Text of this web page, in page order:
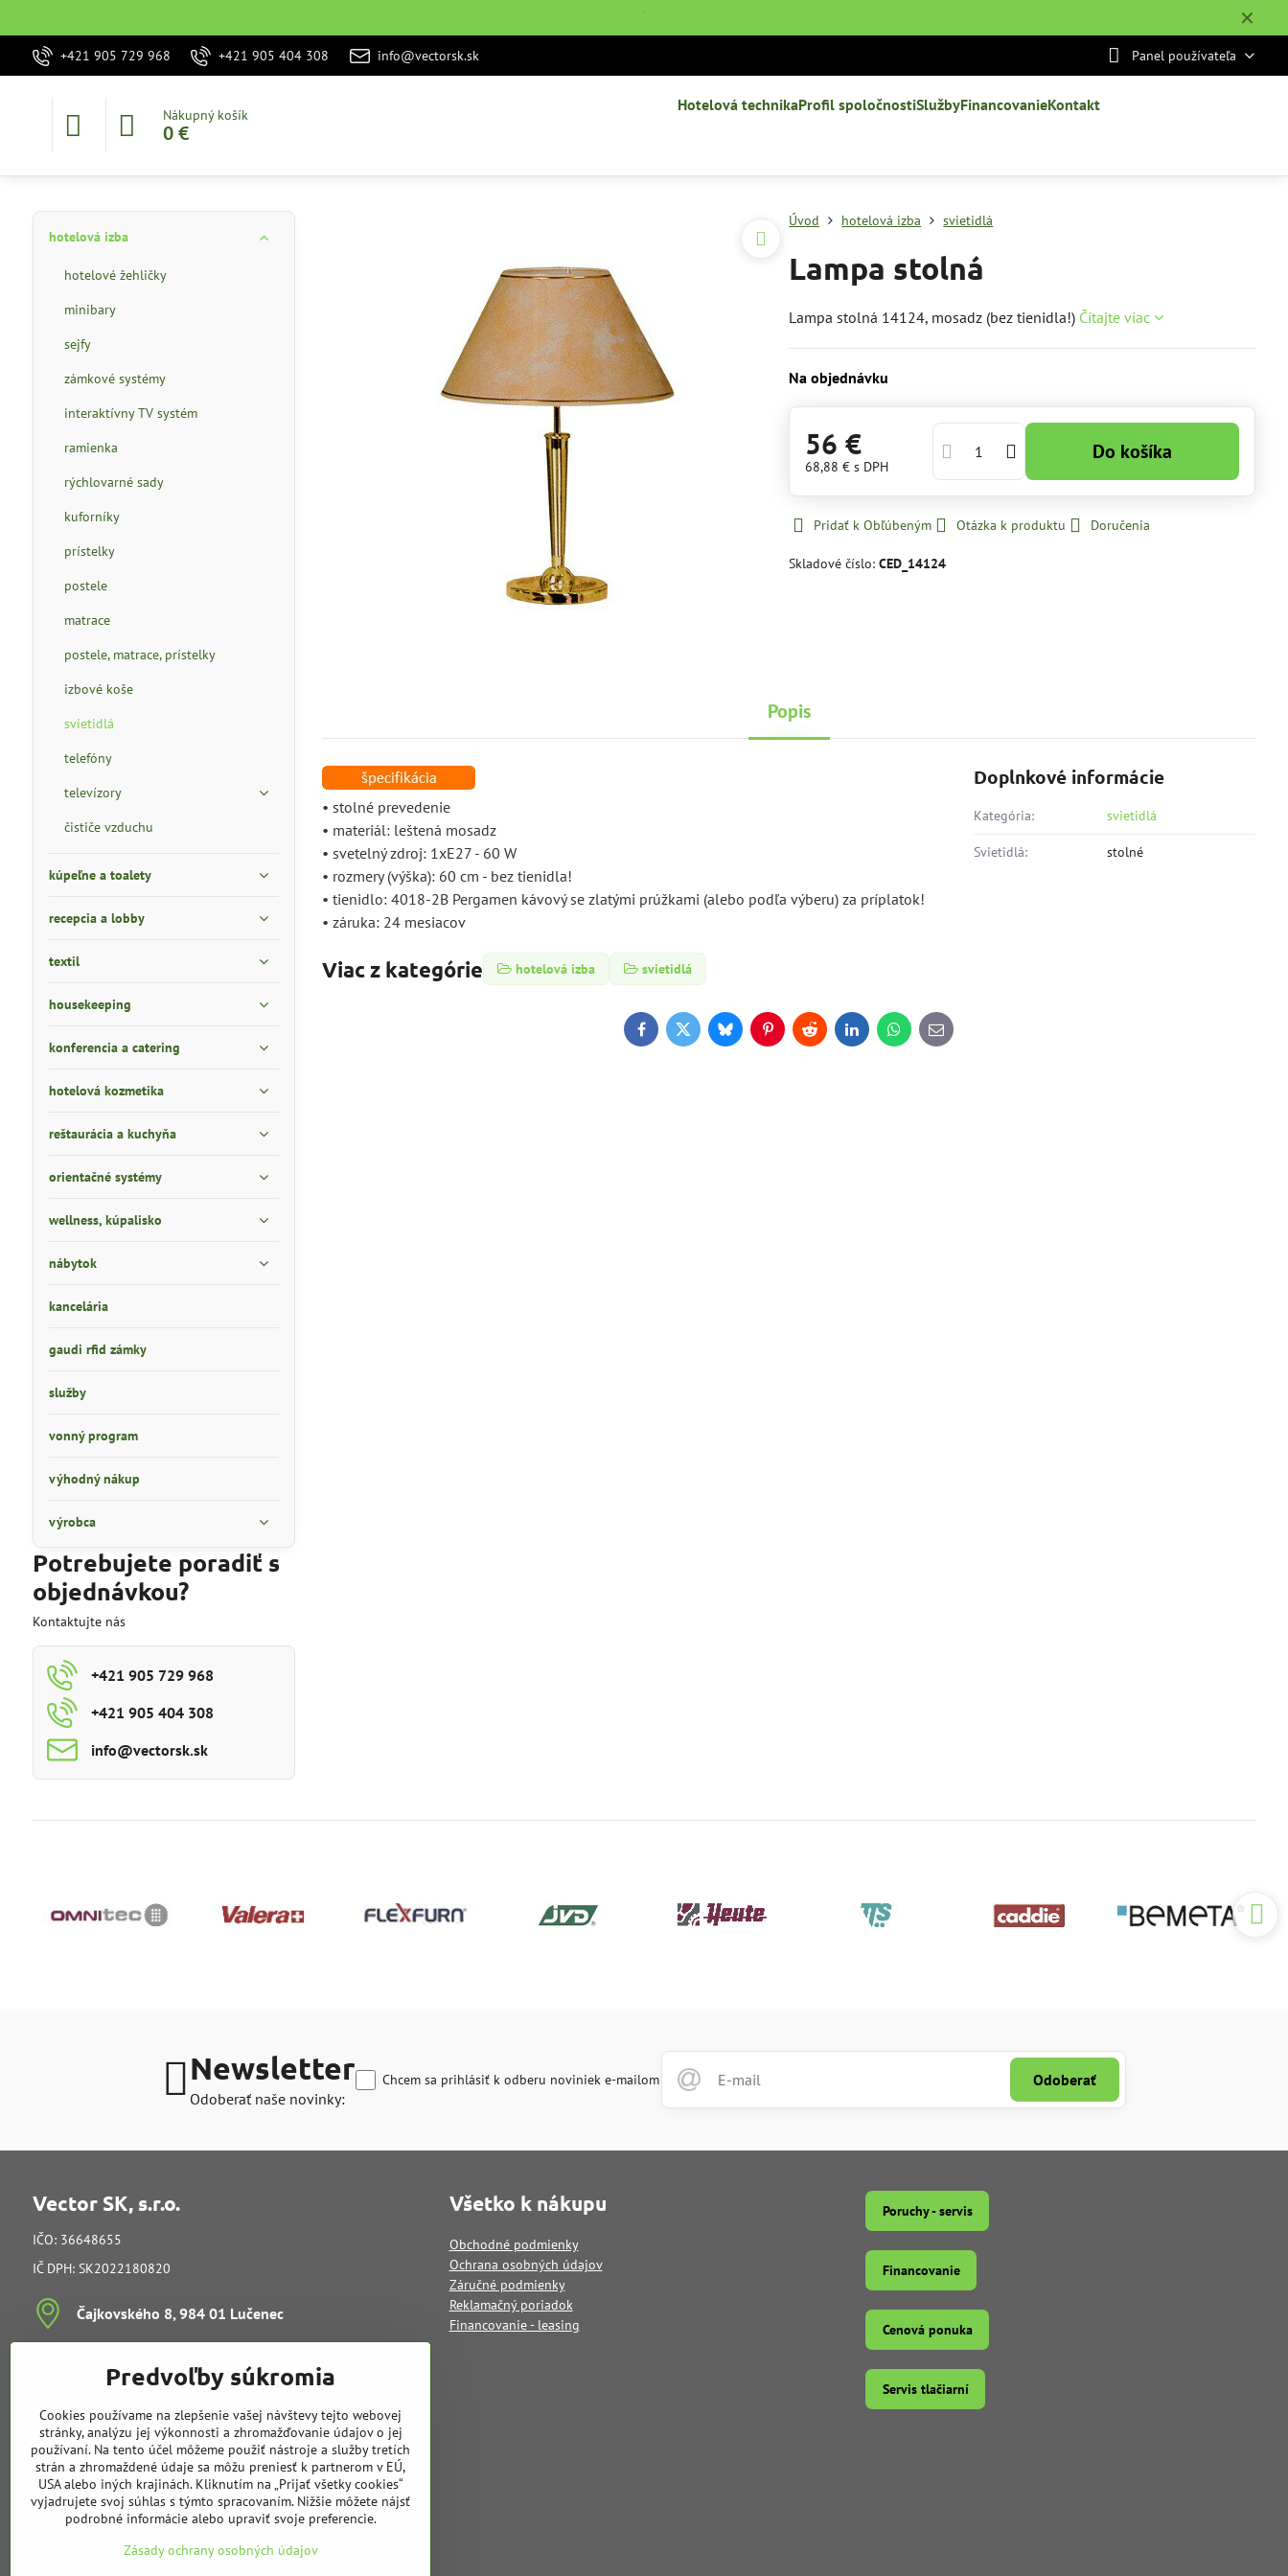
✕
˙
+421 905 729 968 +421 905 404 308 info@vectorsk.sk Panel používateľa
Nákupný košík
0 €
Hotelová technikaProfil spoločnostiSlužbyFinancovanieKontakt
Úvod hotelová izba svietidlá
Lampa stolná
Lampa stolná 14124, mosadz (bez tienidla!) Čítajte viac
Na objednávku
56 €
68,88 €s DPH
Do košíka
Pridať k Obľúbeným Otázka k produktu Doručenia
Skladové číslo:CED_14124
Popis
• stolné prevedenie
• materiál: leštená mosadz
• svetelný zdroj: 1xE27 - 60 W
• rozmery (výška): 60 cm - bez tienidla!
• tienidlo: 4018-2B Pergamen kávový se zlatými prúžkami (alebo podľa výberu) za príplatok!
• záruka: 24 mesiacov
Viac z kategórie hotelová izba svietidlá
Doplnkové informácie
Kategória: svietidlá
Svietidlá: stolné
FacebookTwitterBlueskyPinterestRedditLinkedInWhatsApp
E-
mail
hotelová izba
hotelové žehličky
minibary
sejfy
zámkové systémy
interaktívny TV systém
ramienka
rýchlovarné sady
kuforníky
prístelky
postele
matrace
postele, matrace, prístelky
izbové koše
svietidlá
telefóny
televízory
čističe vzduchu
kúpeľne a toalety
recepcia a lobby
textil
housekeeping
konferencia a catering
hotelová kozmetika
reštaurácia a kuchyňa
orientačné systémy
wellness, kúpalisko
nábytok
kancelária
gaudi rfid zámky
služby
vonný program
výhodný nákup
výrobca
Potrebujete poradiť s
objednávkou?
Kontaktujte nás
+421 905 729 968
+421 905 404 308
info​@vectorsk​.sk
Newsletter
Odoberať naše novinky:
Odoberať
Chcem sa prihlásiť k odberu noviniek e-mailom
Vector SK, s.r.o.
IČO: 36648655
IČ DPH: SK2022180820
Čajkovského 8, 984 01 Lučenec
vedenie spoločnosti
info@vectorsk.sk
Obchodné oddelenie
Tibor Kučera
mobil:+421 905 729 968
e-mail:t.kucera@vectorsk.sk
Všetko k nákupu
Obchodné podmienky
Ochrana osobných údajov
Záručné podmienky
Reklamačný poriadok
Financovanie - leasing
Poruchy - servis
Financovanie
Cenová ponuka
Servis tlačiarní
Predvoľby súkromia
Cookies používame na zlepšenie vašej návštevy tejto webovej
stránky, analýzu jej výkonnosti a zhromažďovanie údajov o jej
používaní. Na tento účel môžeme použiť nástroje a služby tretích
strán a zhromaždené údaje sa môžu preniesť k partnerom v EÚ,
USA alebo iných krajinách. Kliknutím na „Prijať všetky cookies“
vyjadrujete svoj súhlas s týmto spracovaním. Nižšie môžete nájsť
podrobné informácie alebo upraviť svoje preferencie.
Zásady ochrany osobných údajov